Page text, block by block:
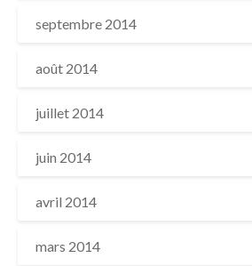
septembre 2014
août 2014
juillet 2014
juin 2014
avril 2014
mars 2014